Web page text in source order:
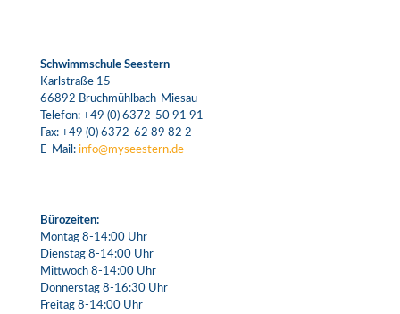
Schwimmschule Seestern
Karlstraße 15
66892 Bruchmühlbach-Miesau
Telefon: +49 (0) 6372-50 91 91
Fax: +49 (0) 6372-62 89 82 2
E-Mail: info@myseestern.de
Bürozeiten:
Montag 8-14:00 Uhr
Dienstag 8-14:00 Uhr
Mittwoch 8-14:00 Uhr
Donnerstag 8-16:30 Uhr
Freitag 8-14:00 Uhr